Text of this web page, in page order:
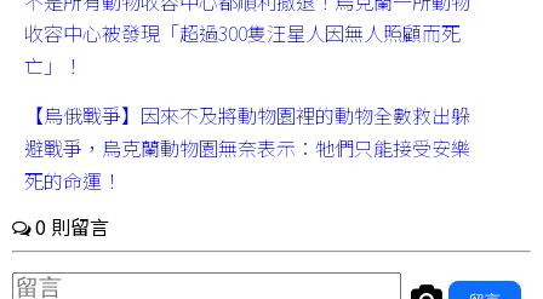
收容中心被發現「超過300隻汪星人因無人照顧而死
亡」！
【烏俄戰爭】因來不及將動物園裡的動物全數救出躲
避戰爭，烏克蘭動物園無奈表示：牠們只能接受安樂
死的命運！